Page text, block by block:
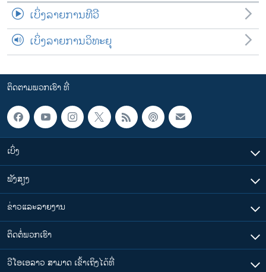
ເບິ່ງລາຍການທີວີ
ເບິ່ງລາຍການວິທະຍຸ
ຕິດຕາມພວກເຮົາ ທີ່
ເບິ່ງ
ຟັງສຽງ
ຂ່າວແລະລາຍງານ
ຕິດຕໍ່ພວກເຮົາ
ວີໂອເອລາວ ສາມາດ ເຂົ້າເຖິງໄດ້ທີ່